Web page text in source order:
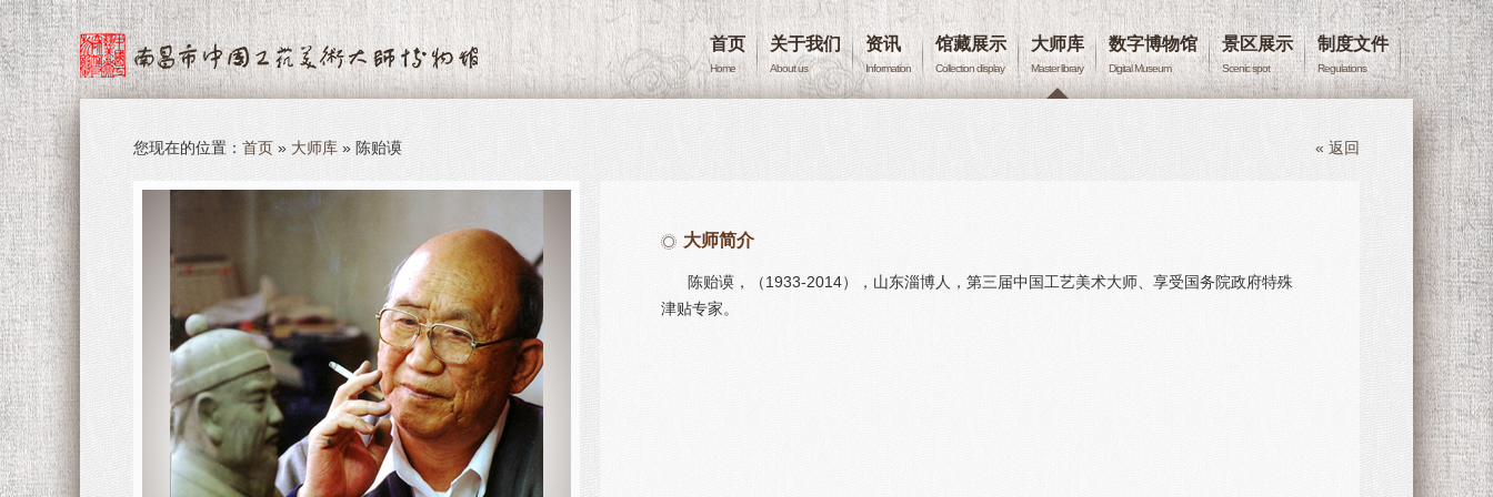
首页
Home
关于我们
About us
资讯
Information
馆藏展示
Collection display
大师库
Master library
数字博物馆
Digital Museum
景区展示
Scenic spot
制度文件
Regulations
您现在的位置：首页 » 大师库 » 陈贻谟 « 返回
大师简介
陈贻谟，（1933-2014），山东淄博人，第三届中国工艺美术大师、享受国务院政府特殊
津贴专家。